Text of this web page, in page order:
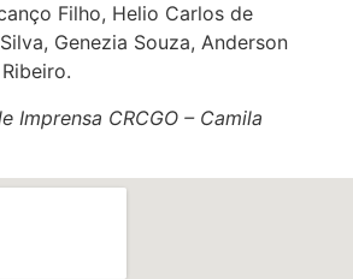
Filho, Helio Carlos de
Genezia Souza, Anderson
Imprensa CRCGO – Camila